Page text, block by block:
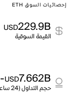
إحصائيات السوق ETH
229.9B
USD
القيمة السوقية
7.662B
USD
-20.91%
حجم التداول (24 ساعة)